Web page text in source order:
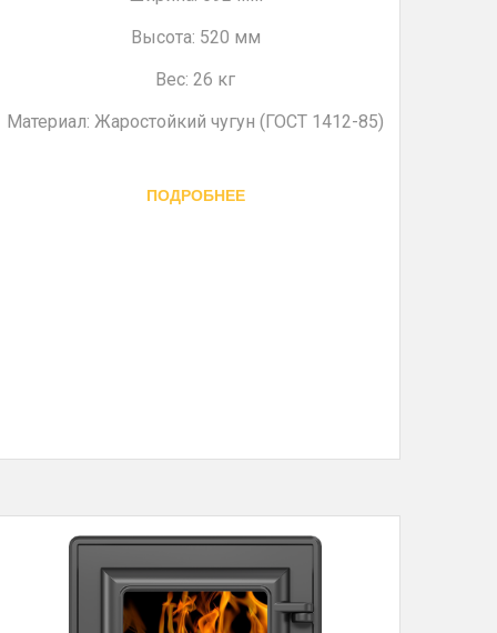
Высота: 520 мм
Вес: 26 кг
Материал: Жаростойкий чугун (ГОСТ 1412-85)
ПОДРОБНЕЕ